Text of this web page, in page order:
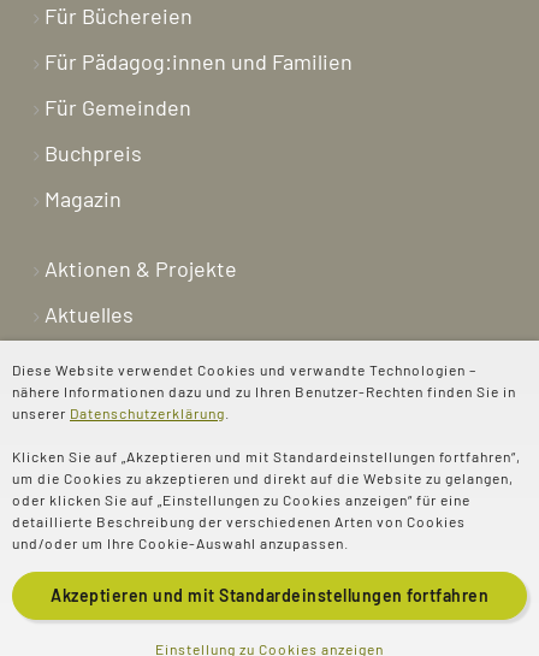
Diese Website verwendet Cookies und verwandte Technologien –
nähere Informationen dazu und zu Ihren Benutzer-Rechten finden Sie in
unserer Datenschutzerklärung
Klicken Sie auf „Akzeptieren und mit Standardeinstellungen fortfahren“,
um die Cookies zu akzeptieren und direkt auf die Website zu gelangen,
oder klicken Sie auf „Einstellungen zu Cookies anzeigen“ für eine
detaillierte Beschreibung der verschiedenen Arten von Cookies
und/oder um Ihre Cookie-Auswahl anzupassen.
Akzeptieren und mit Standardeinstellungen fortfahren
Einstellung zu Cookies anzeigen
Für Büchereien
Für Pädagog:innen und Familien
Für Gemeinden
Buchpreis
Magazin
Aktionen & Projekte
Aktuelles
Newsletter
Shop
Kontakt
Über uns
Spenden
© 2025 Evangelisches Impressum